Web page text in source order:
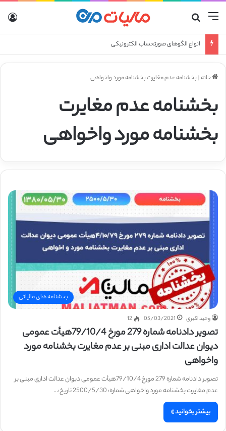
منو
انواع الگوهای صورتحساب الکترونیکی
خانه| بخشنامه عدم مغایرت بخشنامه مورد واخواهی
بخشنامه عدم مغایرت
بخشنامه مورد واخواهی
بخشنامه های مالیاتی
وحید اکبری 05/03/2021
12
تصویر دادنامه شماره 279 مورخ 79/10/4هیأت عمومی
دیوان عدالت اداری مبنی بر عدم مغایرت بخشنامه مورد
واخواهی
تصویر دادنامه شماره 279 مورخ 79/10/4هیأت عمومی دیوان عدالت اداری مبنی بر
عدم مغایرت بخشنامه مورد واخواهی شماره: 2500/5/30 تاریخ:…
بیشتر بخوانید »